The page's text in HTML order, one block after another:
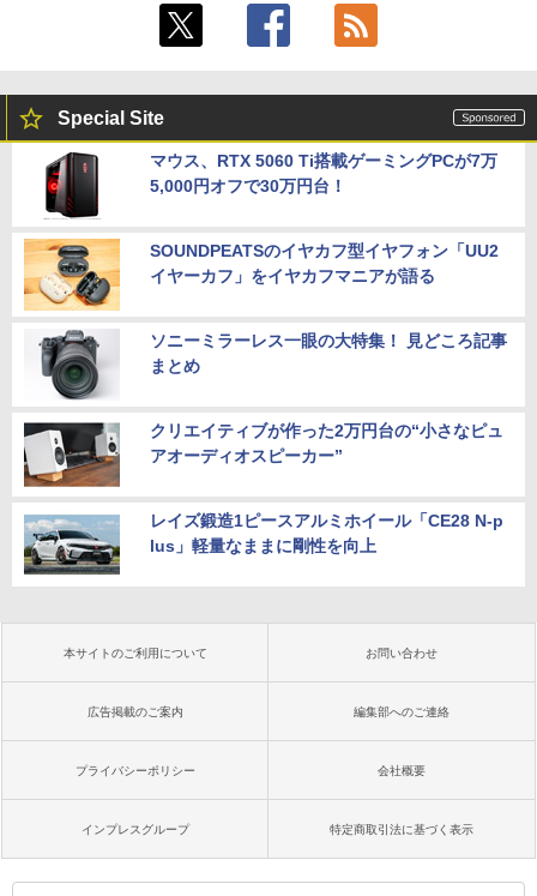
Special Site
マウス、RTX 5060 Ti搭載ゲーミングPCが7万
5,000円オフで30万円台！
SOUNDPEATSのイヤカフ型イヤフォン「UU2
イヤーカフ」をイヤカフマニアが語る
ソニーミラーレス一眼の大特集！ 見どころ記事
まとめ
クリエイティブが作った2万円台の“小さなピュ
アオーディオスピーカー”
レイズ鍛造1ピースアルミホイール「CE28 N-p
lus」軽量なままに剛性を向上
本サイトのご利用について お問い合わせ
広告掲載のご案内 編集部へのご連絡
プライバシーポリシー 会社概要
インプレスグループ 特定商取引法に基づく表示